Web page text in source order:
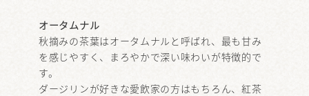
オータムナル
秋摘みの茶葉はオータムナルと呼ばれ、最も甘み
を感じやすく、まろやかで深い味わいが特徴的で
す。
ダージリンが好きな愛飲家の方はもちろん、紅茶